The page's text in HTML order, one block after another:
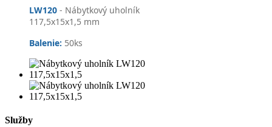
LW120 - Nábytkový uholník
117,5x15x1,5 mm
Balenie: 50ks
Služby